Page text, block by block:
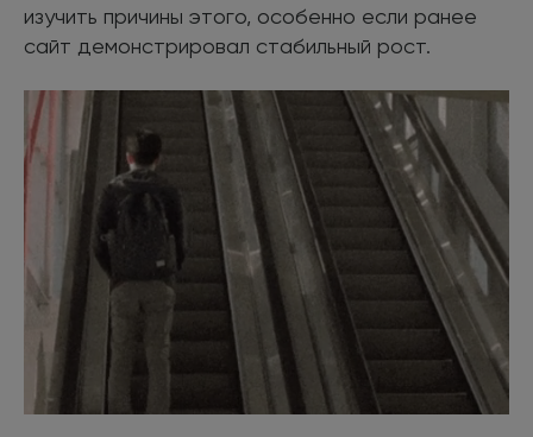
изучить причины этого, особенно если ранее
сайт демонстрировал стабильный рост.